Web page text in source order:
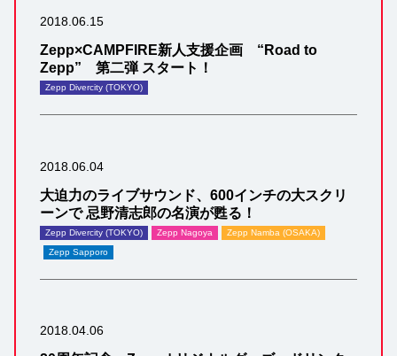
2018.06.15
Zepp Divercity (TOKYO)
Zepp×CAMPFIRE新人支援企画 “Road to
Zepp” 第二弾 スタート！
2018.06.04
Zepp Divercity (TOKYO) Zepp Nagoya
Zepp Namba (OSAKA)
Zepp Sapporo
大迫力のライブサウンド、600インチの大スクリ
ーンで 忌野清志郎の名演が甦る！
2018.04.06